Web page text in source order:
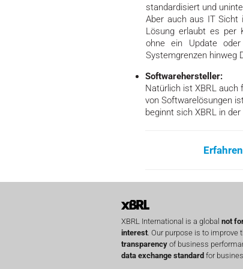
standardisiert und
Aber auch aus IT Sicht
Lösung erlaubt es per
ohne ein Update
Systemgrenzen hinweg
Softwarehersteller:
Natürlich ist XBRL auch
von Softwarelösungen
beginnt sich XBRL in
XBRL International is a global not
interest . Our purpose is to improve
transparency of business
data exchange standard for